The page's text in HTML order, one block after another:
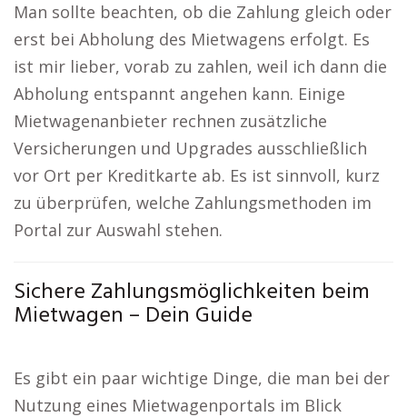
Man sollte beachten, ob die Zahlung gleich oder
erst bei Abholung des Mietwagens erfolgt. Es
ist mir lieber, vorab zu zahlen, weil ich dann die
Abholung entspannt angehen kann. Einige
Mietwagenanbieter rechnen zusätzliche
Versicherungen und Upgrades ausschließlich
vor Ort per Kreditkarte ab. Es ist sinnvoll, kurz
zu überprüfen, welche Zahlungsmethoden im
Portal zur Auswahl stehen.
Sichere Zahlungsmöglichkeiten beim
Mietwagen – Dein Guide
Es gibt ein paar wichtige Dinge, die man bei der
Nutzung eines Mietwagenportals im Blick